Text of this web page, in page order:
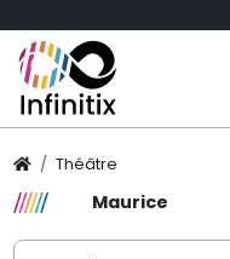
Théâtre
Maurice